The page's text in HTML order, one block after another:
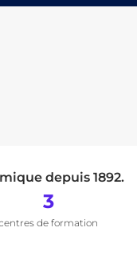
depuis 1892.
3
de formation